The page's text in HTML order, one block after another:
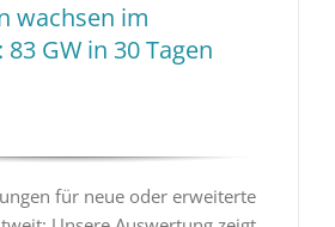
wachsen im
GW in 30 Tagen
für neue oder erweiterte